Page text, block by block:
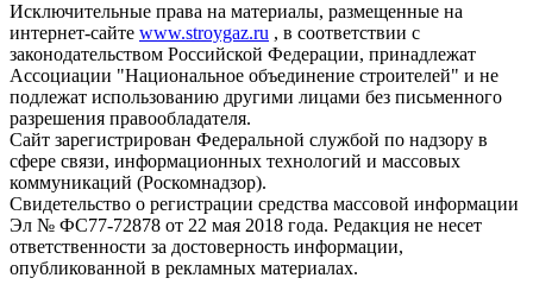
Исключительные права на материалы, размещенные на
интернет-сайте www.stroygaz.ru , в соответствии с
законодательством Российской Федерации, принадлежат
Ассоциации "Национальное объединение строителей" и не
подлежат использованию другими лицами без письменного
разрешения правообладателя.
Сайт зарегистрирован Федеральной службой по надзору в
сфере связи, информационных технологий и массовых
коммуникаций (Роскомнадзор).
Свидетельство о регистрации средства массовой информации
Эл № ФС77-72878 от 22 мая 2018 года. Редакция не несет
ответственности за достоверность информации,
опубликованной в рекламных материалах.